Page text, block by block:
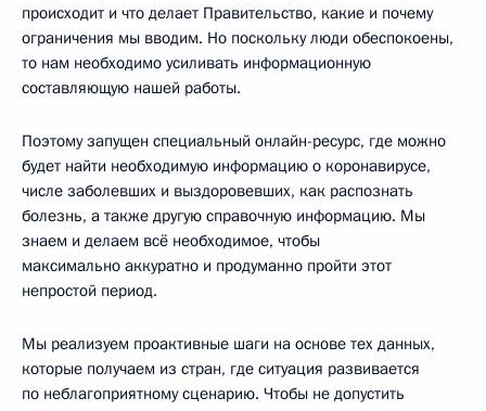
происходит и что делает Правительство, какие и почему
ограничения мы вводим. Но поскольку люди обеспокоены,
то нам необходимо усиливать информационную
составляющую нашей работы.
Поэтому запущен специальный онлайн-ресурс, где можно
будет найти необходимую информацию о коронавирусе,
числе заболевших и выздоровевших, как распознать
болезнь, а также другую справочную информацию. Мы
знаем и делаем всё необходимое, чтобы
максимально аккуратно и продуманно пройти этот
непростой период.
Мы реализуем проактивные шаги на основе тех данных,
которые получаем из стран, где ситуация развивается
по неблагоприятному сценарию. Чтобы не допустить